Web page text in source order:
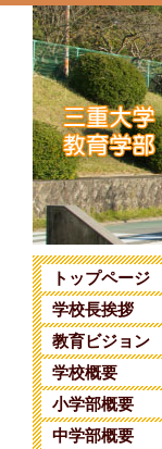
トップページ
学校長挨拶
教育ビジョン
学校概要
小学部概要
中学部概要